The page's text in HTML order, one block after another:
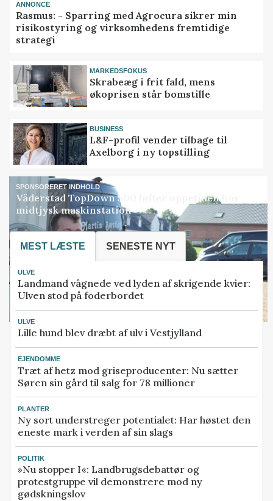
ANNONCE
Rasmus: - Sparring med Agrocura sikrer min
risikostyring og virksomhedens fremtidige
strategi
MARKEDSFOKUS
Skrabeæg i frit fald, mens
økoprisen står bomstille
BUSINESS
L&F-profil vender tilbage til
Axelborg i ny topstilling
SPONSORERET INDHOLD
Väderstad TopDown 500 løfter oppetiden hos
midtjysk maskinstation
MEST LÆSTE SENESTE NYT
ULVE
Landmand vågnede ved lyden af skrigende kvier:
Ulven stod på foderbordet
ULVE
Lille hund blev dræbt af ulv i Vestjylland
EJENDOMME
Træt af hetz mod griseproducenter: Nu sætter
Søren sin gård til salg for 78 millioner
PLANTER
Ny sort understreger potentialet: Har høstet den
eneste mark i verden af sin slags
POLITIK
»Nu stopper I«: Landbrugsdebattør og
protestgruppe vil demonstrere mod ny
gødskningslov